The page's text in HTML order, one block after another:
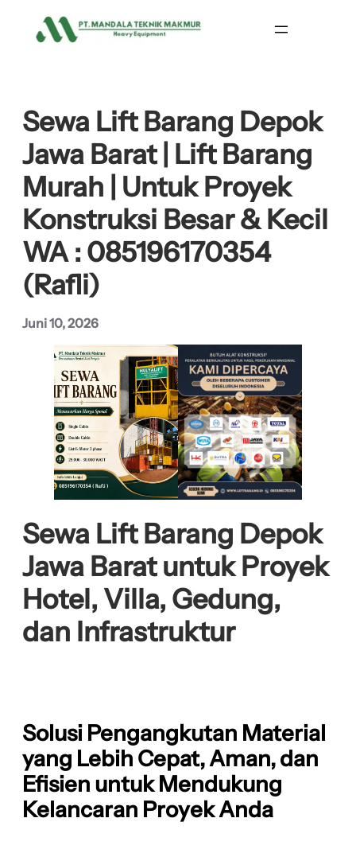
Sewa Lift Barang Depok
Jawa Barat | Lift Barang
Murah | Untuk Proyek
Konstruksi Besar & Kecil
WA : 085196170354
(Rafli)
Juni 10, 2026
Sewa Lift Barang Depok
Jawa Barat untuk Proyek
Hotel, Villa, Gedung,
dan Infrastruktur
Solusi Pengangkutan Material
yang Lebih Cepat, Aman, dan
Efisien untuk Mendukung
Kelancaran Proyek Anda